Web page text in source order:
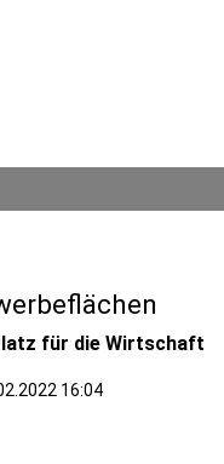
für die Wirtschaft
16:04